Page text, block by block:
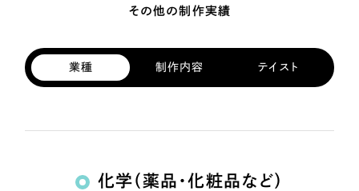
その他の制作実績
業種 制作内容 テイスト
化学（薬品・化粧品など）